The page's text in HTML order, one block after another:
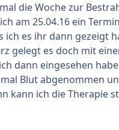
die Woche zur
am 25.04.16 ein
es ihr dann gezeigt
gelegt es doch mit
dann eingesehen
Blut abgenommen
kann ich die Therapie